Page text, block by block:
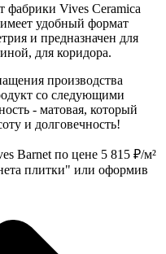
фабрики Vives Ceramica
удобный формат
и предназначен для
для коридора.
производства
со следующими
- матовая, который
и долговечность!
Barnet по цене 5 815 ₽/м²
плитки" или оформив